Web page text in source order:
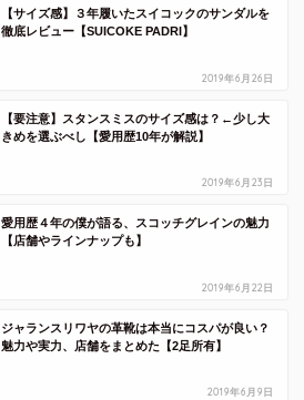
【サイズ感】３年履いたスイコックのサンダルを
徹底レビュー【SUICOKE PADRI】
2019年6月26日
【要注意】スタンスミスのサイズ感は？←少し大
きめを選ぶべし【愛用歴10年が解説】
2019年6月23日
愛用歴４年の僕が語る、スコッチグレインの魅力
【店舗やラインナップも】
2019年6月22日
ジャランスリワヤの革靴は本当にコスパが良い？
魅力や実力、店舗をまとめた【2足所有】
2019年6月9日